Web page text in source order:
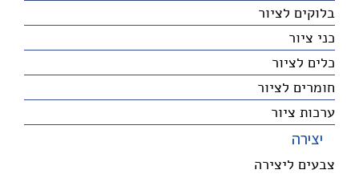
בלוקים לציור
כני ציור
כלים לציור
חומרים לציור
ערכות ציור
יצירה
צבעים ליצירה